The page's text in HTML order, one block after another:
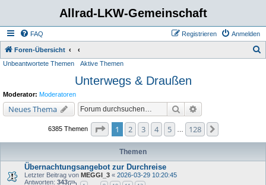
Allrad-LKW-Gemeinschaft
FAQ Anmelden
Registrieren
Foren-Übersicht
Unbeantwortete Themen Aktive Themen
Unterwegs & Draußen
Moderator: Moderatoren
Neues Thema Suche
6385 Themen Seite von 128
1 2 3 4 5 128
Themen
Übernachtungsangebot zur Durchreise
Letzter Beitrag von MEGGI_3 « 2026-03-29 10:20:45
Antworten: 343